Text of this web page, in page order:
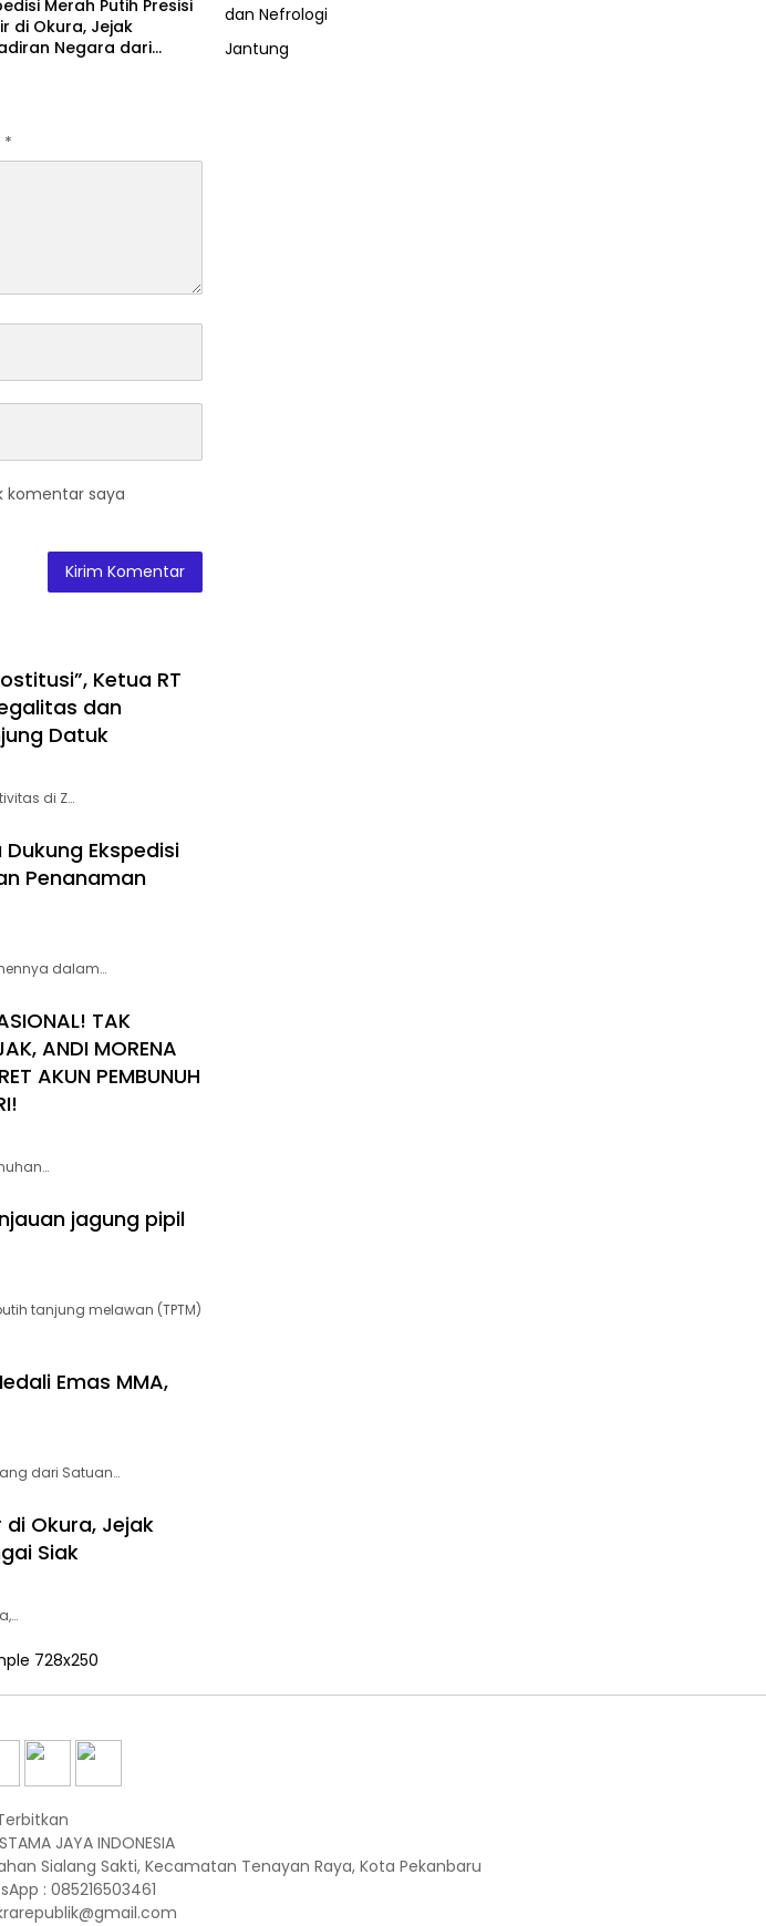
PEMBUNUH KARAKTER
POLDA KEPRI!
Merah Putih Presisi
di Okura, Jejak
Negara dari
*
komentar saya
Ketua RT
dan
Datuk
di Z…
Ekspedisi
Penanaman
dalam…
TAK
ANDI MORENA
AKUN PEMBUNUH
jagung pipil
tanjung melawan (TPTM)
Emas MMA,
dari Satuan…
di Okura, Jejak
Siak
dan Nefrologi
Jantung
JAYA INDONESIA
Sialang Sakti, Kecamatan Tenayan Raya, Kota Pekanbaru
: 085216503461